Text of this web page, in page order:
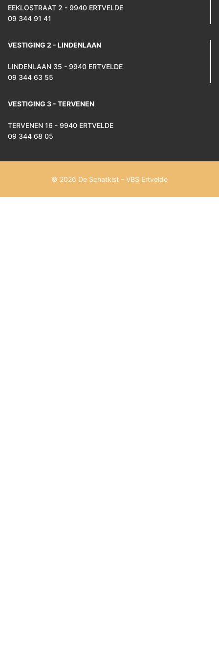
EEKLOSTRAAT 2 - 9940 ERTVELDE
09 344 91 41
VESTIGING 2 - LINDENLAAN
LINDENLAAN 35 - 9940 ERTVELDE
09 344 63 55
VESTIGING 3 - TERVENEN
TERVENEN 16 - 9940 ERTVELDE
09 344 68 05
© 2026 De Schatkist – VBS Ertvelde